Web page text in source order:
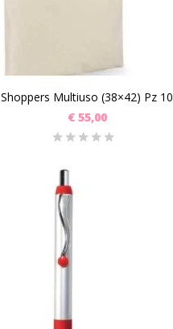
Shoppers Multiuso (38×42) Pz 10
€55,00